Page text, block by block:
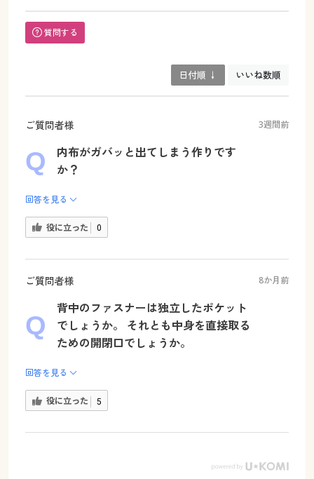
質問する
日付順 ↓ いいね数順
ご質問者様 3週間前
内布がガバッと出てしまう作りです
か？
回答を見る
役に立った 0
ご質問者様 8か月前
背中のファスナーは独立したポケット
でしょうか。 それとも中身を直接取る
ための開閉口でしょうか。
回答を見る
役に立った 5